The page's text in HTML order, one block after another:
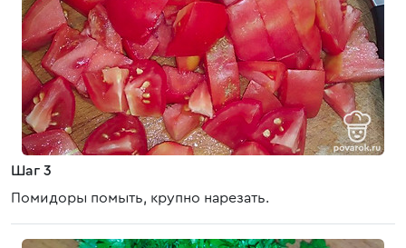
Шаг 3
Помидоры помыть, крупно нарезать.